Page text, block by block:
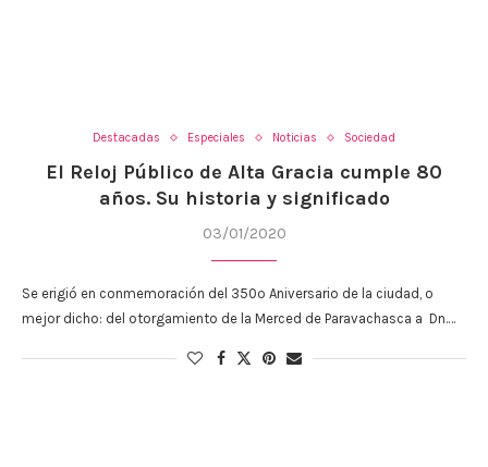
Destacadas Especiales Noticias Sociedad
El Reloj Público de Alta Gracia cumple 80
años. Su historia y significado
03/01/2020
Se erigió en conmemoración del 350º Aniversario de la ciudad, o
mejor dicho: del otorgamiento de la Merced de Paravachasca a Dn.…